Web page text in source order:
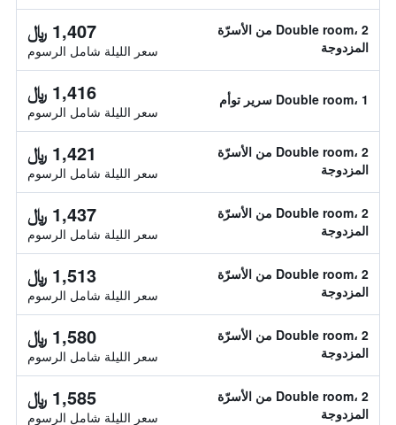
Double room، 2 من الأسرّة
المزدوجة
1,407 ﷼
سعر الليلة شامل الرسوم
Double room، 1 سرير توأم 1,416 ﷼
سعر الليلة شامل الرسوم
Double room، 2 من الأسرّة
المزدوجة
1,421 ﷼
سعر الليلة شامل الرسوم
Double room، 2 من الأسرّة
المزدوجة
1,437 ﷼
سعر الليلة شامل الرسوم
Double room، 2 من الأسرّة
المزدوجة
1,513 ﷼
سعر الليلة شامل الرسوم
Double room، 2 من الأسرّة
المزدوجة
1,580 ﷼
سعر الليلة شامل الرسوم
Double room، 2 من الأسرّة
المزدوجة
1,585 ﷼
سعر الليلة شامل الرسوم